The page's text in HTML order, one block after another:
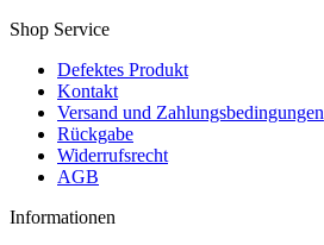
Shop Service
Defektes Produkt
Kontakt
Versand und Zahlungsbedingungen
Rückgabe
Widerrufsrecht
AGB
Informationen